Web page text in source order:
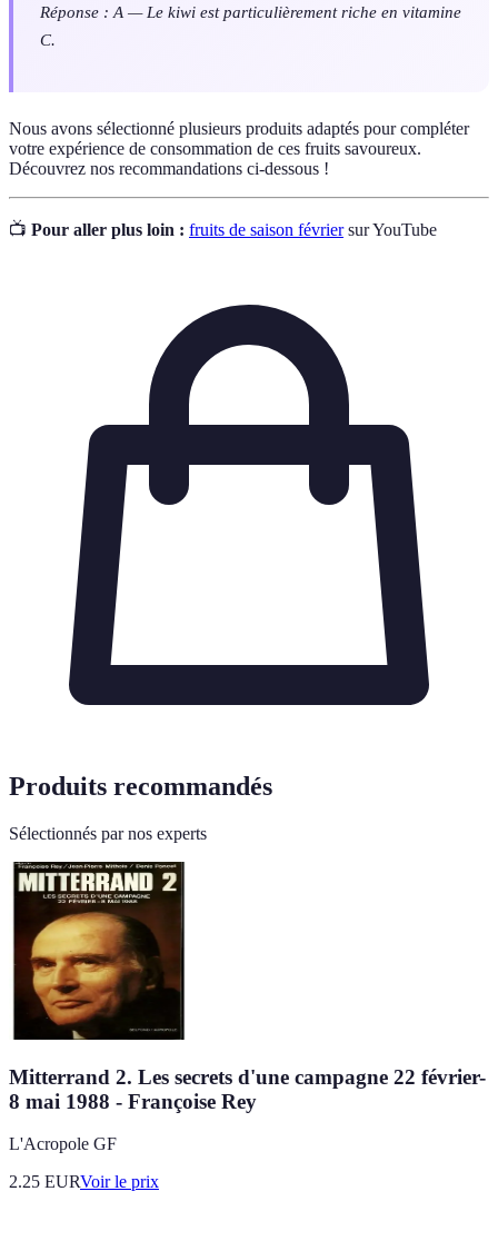
Réponse : A — Le kiwi est particulièrement riche en vitamine
C.
Nous avons sélectionné plusieurs produits adaptés pour compléter
votre expérience de consommation de ces fruits savoureux.
Découvrez nos recommandations ci-dessous !
📺 Pour aller plus loin : fruits de saison févriersur YouTube
Produits recommandés
Sélectionnés par nos experts
Mitterrand 2. Les secrets d'une campagne 22 février-
8 mai 1988 - Françoise Rey
L'Acropole GF
2.25 EURVoir le prix